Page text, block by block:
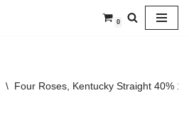
0
\ Four Roses, Kentucky Straight 40% 1L